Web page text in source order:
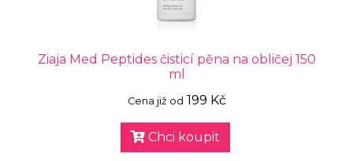
Ziaja Med Peptides čisticí pěna na obličej 150
ml
Cena již od 199 Kč
Chci koupit